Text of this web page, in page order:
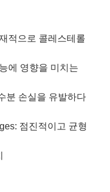
적으로 콜레스테롤
에 영향을 미치는
분 손실을 유발하다
점진적이고 균형